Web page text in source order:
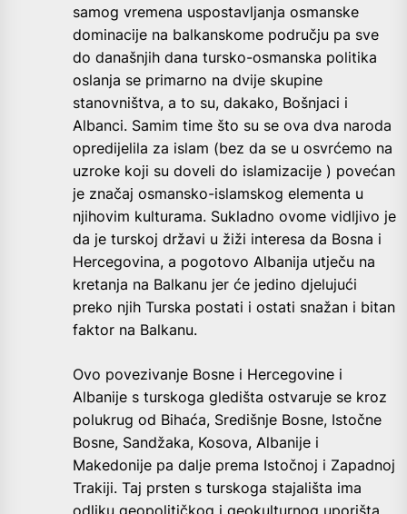
samog vremena uspostavljanja osmanske
dominacije na balkanskome području pa sve
do današnjih dana tursko-osmanska politika
oslanja se primarno na dvije skupine
stanovništva, a to su, dakako, Bošnjaci i
Albanci. Samim time što su se ova dva naroda
opredijelila za islam (bez da se u osvrćemo na
uzroke koji su doveli do islamizacije ) povećan
je značaj osmansko-islamskog elementa u
njihovim kulturama. Sukladno ovome vidljivo je
da je turskoj državi u žiži interesa da Bosna i
Hercegovina, a pogotovo Albanija utječu na
kretanja na Balkanu jer će jedino djelujući
preko njih Turska postati i ostati snažan i bitan
faktor na Balkanu.
Ovo povezivanje Bosne i Hercegovine i
Albanije s turskoga gledišta ostvaruje se kroz
polukrug od Bihaća, Središnje Bosne, Istočne
Bosne, Sandžaka, Kosova, Albanije i
Makedonije pa dalje prema Istočnoj i Zapadnoj
Trakiji. Taj prsten s turskoga stajališta ima